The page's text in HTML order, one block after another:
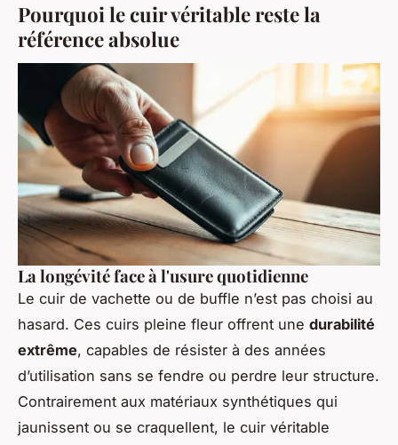
Pourquoi le cuir véritable reste la
référence absolue
La longévité face à l'usure quotidienne
Le cuir de vachette ou de buffle n’est pas choisi au
hasard. Ces cuirs pleine fleur offrent une durabilité
extrême, capables de résister à des années
d’utilisation sans se fendre ou perdre leur structure.
Contrairement aux matériaux synthétiques qui
jaunissent ou se craquellent, le cuir véritable